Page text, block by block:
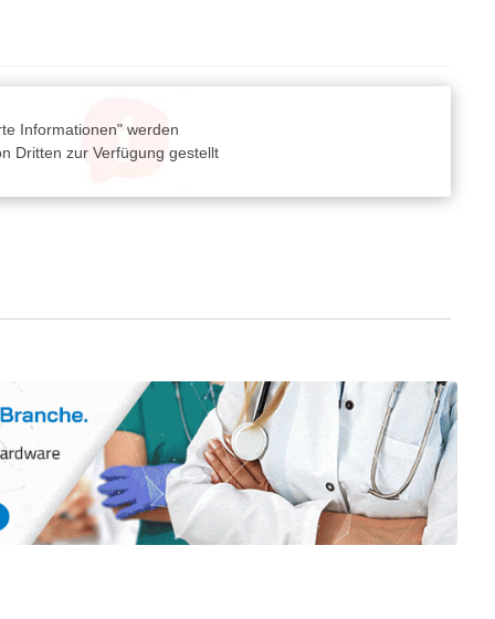
Informationen" werden
Dritten zur Verfügung gestellt